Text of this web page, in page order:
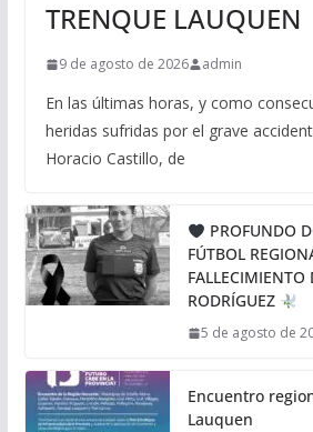
TRENQUE LAUQUEN
9 de agosto de 2026 admin
En las últimas horas, y como
heridas sufridas por el grave
Horacio Castillo, de
PROFUNDO
FÚTBOL
FALLECIMIENTO
RODRÍGUEZ
5 de agosto de
Encuentro
Lauquen